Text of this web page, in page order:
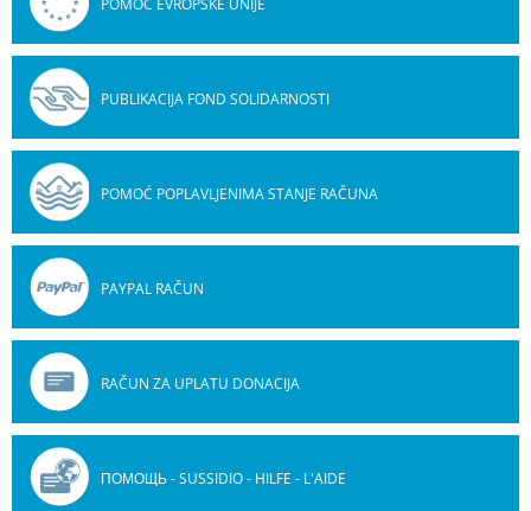
PUBLIKACIJA FOND SOLIDARNOSTI
POMOĆ POPLAVLJENIMA STANJE RAČUNA
PAYPAL RAČUN
RAČUN ZA UPLATU DONACIJA
ПОМОЩЬ - SUSSIDIO - HILFE - L'AIDE